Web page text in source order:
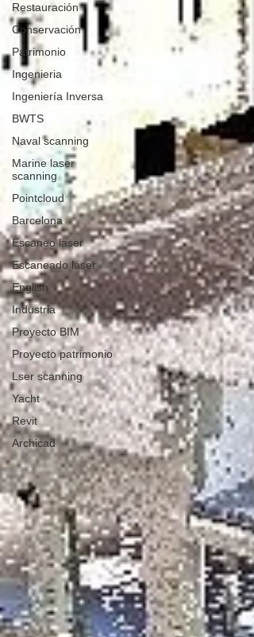
Restauración
Conservación
Patrimonio
Ingenieria
Ingeniería Inversa
BWTS
Naval scanning
Marine laser
scanning
Pointcloud
Barcelona
Escaneo laser
Escaneado láser
English
Industria
Proyecto BIM
Proyecto patrimonio
Lser scanning
Yacht
Revit
Archicad